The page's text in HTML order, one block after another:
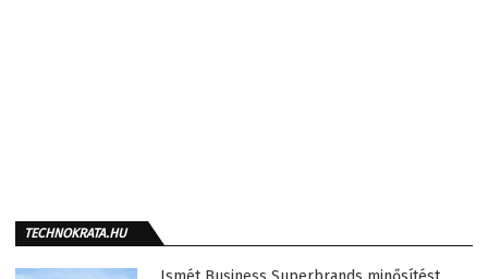
TECHNOKRATA.HU